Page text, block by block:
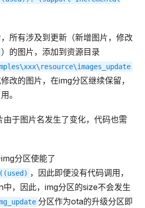
所有涉及到更新（新增图片，修改
）的图片，添加到资源目录
改的图片，在img分区继续保留，
。
由于图片名发生了变化，代码也需
分区使能了
，因此即便没有代码调用，
中，因此，img分区的size不会发生
分区作为ota的升级分区即